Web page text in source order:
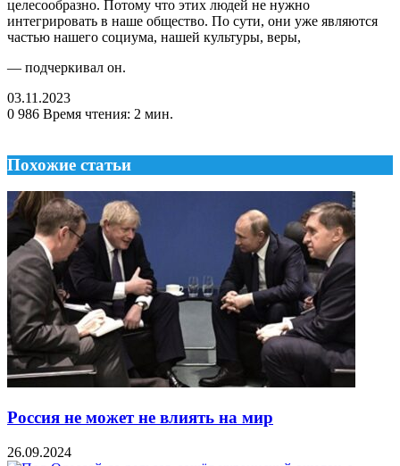
целесообразно. Потому что этих людей не нужно
интегрировать в наше общество. По сути, они уже являются
частью нашего социума, нашей культуры, веры,
— подчеркивал он.
03.11.2023
0 986 Время чтения: 2 мин.
Похожие статьи
Россия не может не влиять на мир
26.09.2024